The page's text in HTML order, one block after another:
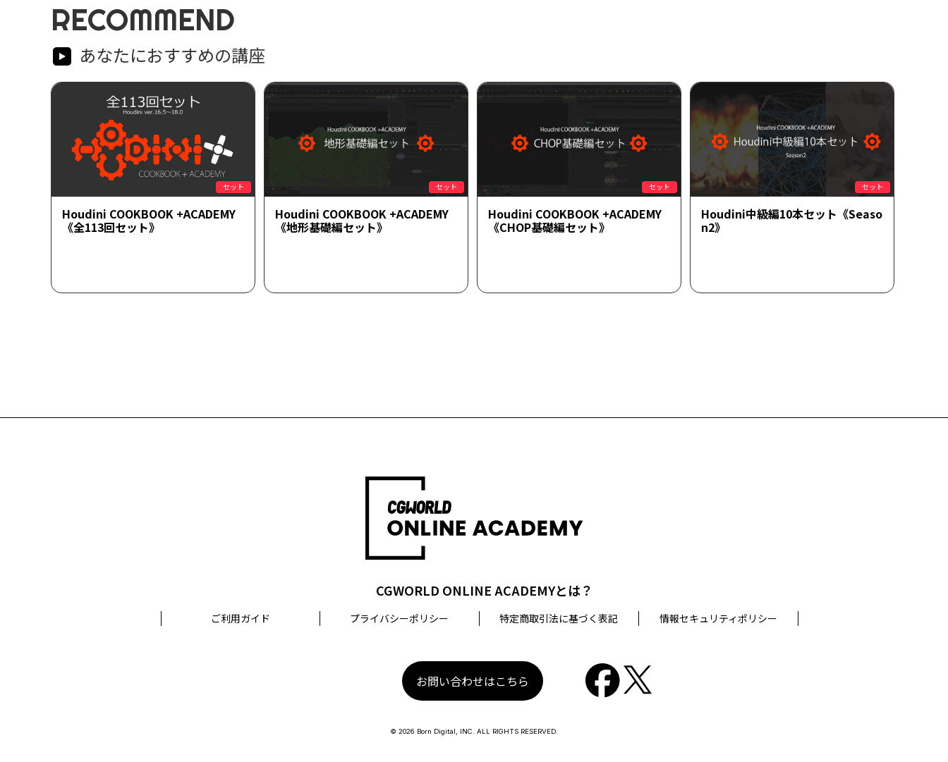
RECOMMEND
あなたにおすすめの講座
セット
Houdini COOKBOOK +ACADEMY
《全113回セット》
セット
Houdini COOKBOOK +ACADEMY
《地形基礎編セット》
セット
Houdini COOKBOOK +ACADEMY
《CHOP基礎編セット》
セット
Houdini中級編10本セット《Seaso
n2》
CGWORLD ONLINE ACADEMYとは？
ご利用ガイド プライバシーポリシー 特定商取引法に基づく表記 情報セキュリティポリシー
お問い合わせはこちら
© 2026 Born Digital, INC. ALL RIGHTS RESERVED.